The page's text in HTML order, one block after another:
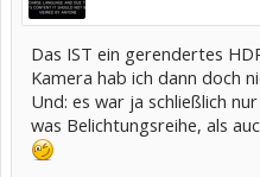
Das IST ein gerendertes
Kamera hab ich dann doch
Und: es war ja schließlich
was Belichtungsreihe, als